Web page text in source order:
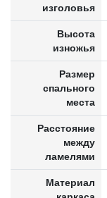
изголовья
Высота
изножья
Размер
спального
места
Расстояние
между
ламелями
Материал